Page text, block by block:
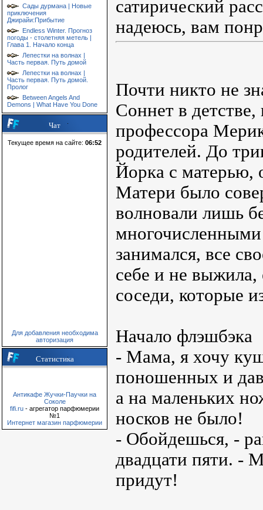
Сады дурмана | Новые
приключения
Джирайи:Прибытие
Endless Winter. Прогноз
погоды - столетняя метель |
Глава 1. Начало конца
Лепестки на волнах |
Часть первая. Путь домой
Лепестки на волнах |
Часть первая. Путь домой.
Пролог
Between Angels And
Demons | What Have You Done
Чат
Текущее время на сайте: 06:52
Для добавления необходима
авторизация
Статистика
Антикафе Жучки-Паучки на
Соколе
fifi.ru - агрегатор парфюмерии
№1
Интернет магазин парфюмерии
сатирический
надеюсь, вам
Почти никто не
Соннет в
профессора
родителей. До
Йорка с матерью,
Матери было
волновали лишь
занимался, все
себе и не
соседи, которые
Начало флэшбэка
- Мама, я хочу
поношенных и
а на маленьких
носков не было!
- Обойдешься, -
двадцати пяти. -
придут!